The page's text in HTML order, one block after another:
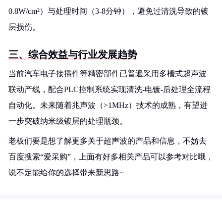
0.8W/cm²）与处理时间（3-8分钟），避免过清洗导致的镀
层损伤。
三、综合效益与行业发展趋势
当前汽车电子接插件等精密部件已普遍采用多槽式超声波
联动产线，配合PLC控制系统实现清洗-电镀-后处理全流程
自动化。未来随着兆声波（>1MHz）技术的成熟，有望进
一步突破纳米级镀层的处理瓶颈。
老板们要是想了解更多关于超声波的产品和信息，不妨去
百度搜索“爱采购”，上面有好多相关产品可以参考对比哦，
说不定能给你的选择带来新思路~